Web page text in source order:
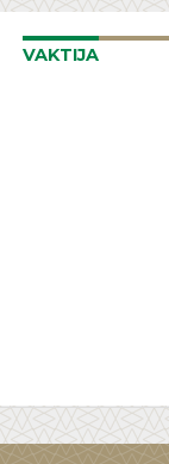
VAKTIJA